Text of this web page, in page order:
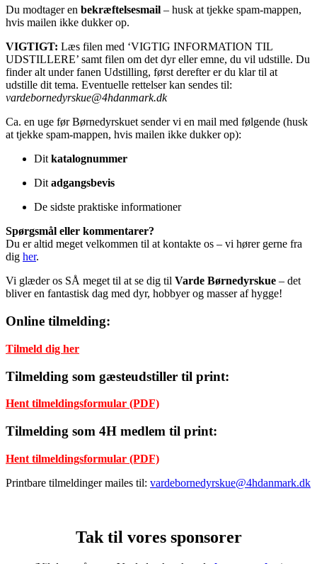
Du modtager en bekræftelsesmail – husk at tjekke spam-mappen,
hvis mailen ikke dukker op.
VIGTIGT: Læs filen med ‘VIGTIG INFORMATION TIL
UDSTILLERE’ samt filen om det dyr eller emne, du vil udstille. Du
finder alt under fanen Udstilling, først derefter er du klar til at
udstille dit tema. Eventuelle rettelser kan sendes til:
vardebornedyrskue@4hdanmark.dk
Ca. en uge før Børnedyrskuet sender vi en mail med følgende (husk
at tjekke spam-mappen, hvis mailen ikke dukker op):
Ditkatalognummer
Ditadgangsbevis
De sidste praktiske informationer
Spørgsmål eller kommentarer?
Du er altid meget velkommen til at kontakte os – vi hører gerne fra
dig her.
Vi glæder os SÅ meget til at se dig til Varde Børnedyrskue – det
bliver en fantastisk dag med dyr, hobbyer og masser af hygge!
Online tilmelding:
Tilmeld dig her
Tilmelding som gæsteudstiller til print:
Hent tilmeldingsformular (PDF)
Tilmelding som 4H medlem til print:
Hent tilmeldingsformular (PDF)
Printbare tilmeldinger mailes til: vardebornedyrskue@4hdanmark.dk
Tak til vores sponsorer